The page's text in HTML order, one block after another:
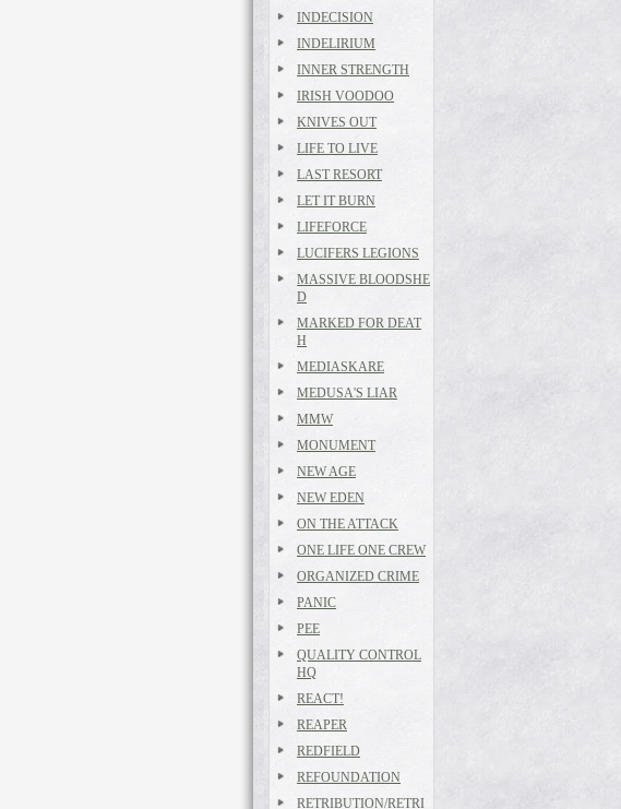
INDECISION
INDELIRIUM
INNER STRENGTH
IRISH VOODOO
KNIVES OUT
LIFE TO LIVE
LAST RESORT
LET IT BURN
LIFEFORCE
LUCIFERS LEGIONS
MASSIVE BLOODSHE
D
MARKED FOR DEAT
H
MEDIASKARE
MEDUSA'S LIAR
MMW
MONUMENT
NEW AGE
NEW EDEN
ON THE ATTACK
ONE LIFE ONE CREW
ORGANIZED CRIME
PANIC
PEE
QUALITY CONTROL
HQ
REACT!
REAPER
REDFIELD
REFOUNDATION
RETRIBUTION/RETRI